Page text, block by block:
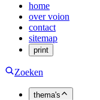
home
over voion
contact
sitemap
print
Zoeken
thema's